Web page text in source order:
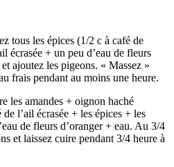
tous les épices (1/2 c à café de
écrasée + un peu d’eau de fleurs
ajoutez les pigeons. « Massez »
frais pendant au moins une heure.
les amandes + oignon haché
l’ail écrasée + les épices + les
de fleurs d’oranger + eau. Au 3/4
et laissez cuire pendant 3/4 heure à